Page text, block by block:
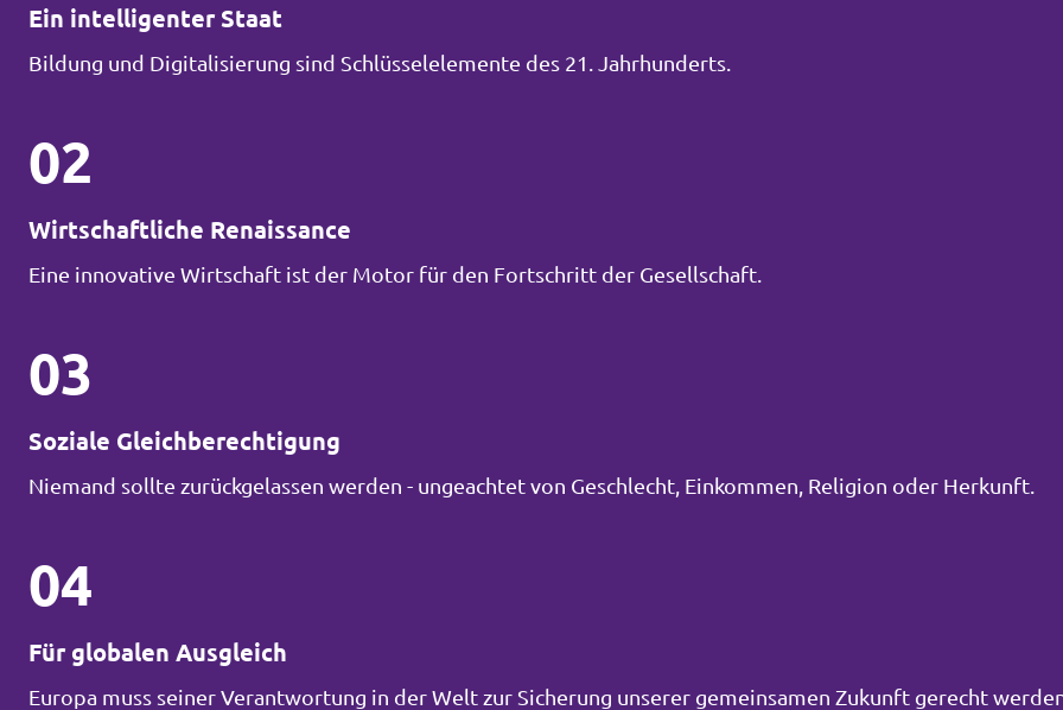
Ein intelligenter Staat
Bildung und Digitalisierung sind Schlüsselelemente des 21. Jahrhunderts.
02
Wirtschaftliche Renaissance
Eine innovative Wirtschaft ist der Motor für den Fortschritt der Gesellschaft.
03
Soziale Gleichberechtigung
Niemand sollte zurückgelassen werden - ungeachtet von Geschlecht, Einkommen, Religion oder Herkunft.
04
Für globalen Ausgleich
Europa muss seiner Verantwortung in der Welt zur Sicherung unserer gemeinsamen Zukunft gerecht